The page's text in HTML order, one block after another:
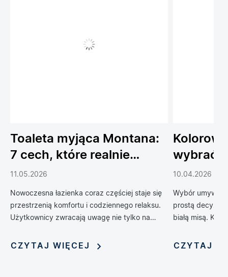
Toaleta myjąca Montana:
7 cech, które realnie
podnoszą komfort
codziennego życia
11.05.2026
Nowoczesna łazienka coraz częściej staje się
przestrzenią komfortu i codziennego relaksu.
Użytkownicy zwracają uwagę nie tylko na
poprawiają wygodę, higienę i funkcjonalność
CZYTAJ WIĘCEJ
wybrać
do
10.04.2026
Wybór
prostą decyzją
białą misą.
oferując
CZYTAJ